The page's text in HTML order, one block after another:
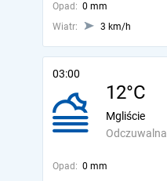
Opad: 0 mm
Wiatr:
3 km/h
03:00
12°C
Odczuwalna
Mgliście
Opad: 0 mm